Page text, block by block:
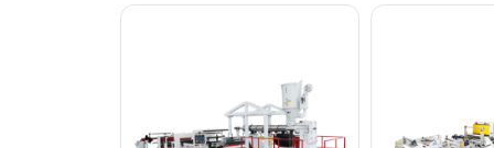
Eslatma. Yuqorida ko‘rsatilgan